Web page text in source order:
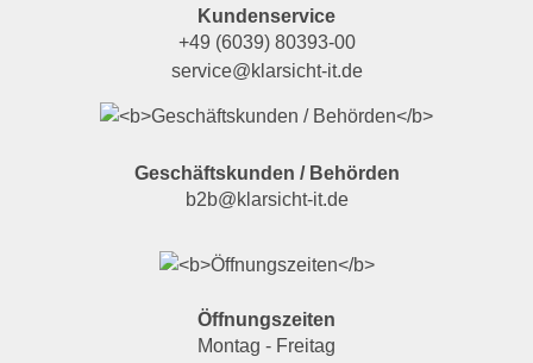
Kundenservice
+49 (6039) 80393-00
service@klarsicht-it.de
Geschäftskunden / Behörden
b2b@klarsicht-it.de
Öffnungszeiten
Montag - Freitag